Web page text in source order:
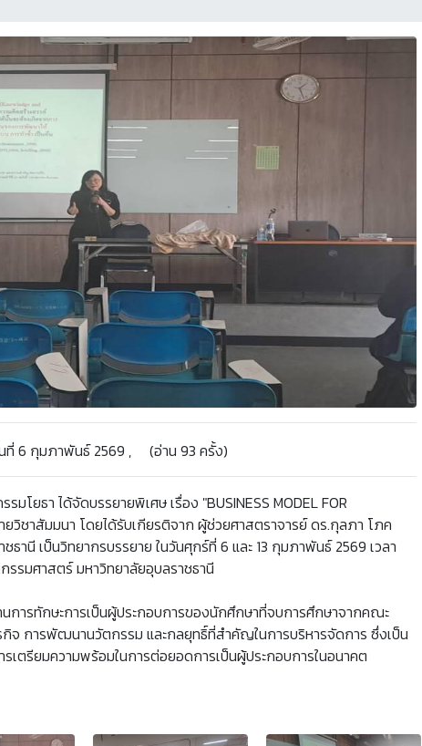
6 กุมภาพันธ์ 2569 , (อ่าน 93 ครั้ง)
ยธา ได้จัดบรรยายพิเศษ เรื่อง "BUSINESS MODEL FOR
ยวิชาสัมมนา โดยได้รับเกียรติจาก ผู้ช่วยศาสตราจารย์ ดร.กุลภา โภค
านี เป็นวิทยากรบรรยาย ในวันศุกร์ที่ 6 และ 13 กุมภาพันธ์ 2569 เวลา
รมศาสตร์ มหาวิทยาลัยอุบลราชธานี
การทักษะการเป็นผู้ประกอบการของนักศึกษาที่จบการศึกษาจากคณะ
จ การพัฒนานวัตกรรม และกลยุทธิ์ที่สำคัญในการบริหารจัดการ ซึ่งเป็น
เตรียมความพร้อมในการต่อยอดการเป็นผู้ประกอบการในอนาคต